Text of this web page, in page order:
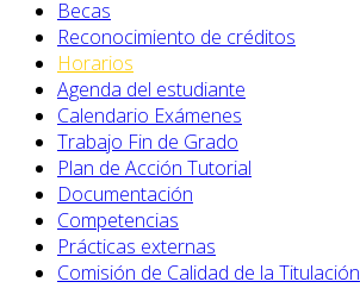
Becas
Reconocimiento de créditos
Horarios
Agenda del estudiante
Calendario Exámenes
Trabajo Fin de Grado
Plan de Acción Tutorial
Documentación
Competencias
Prácticas externas
Comisión de Calidad de la Titulación